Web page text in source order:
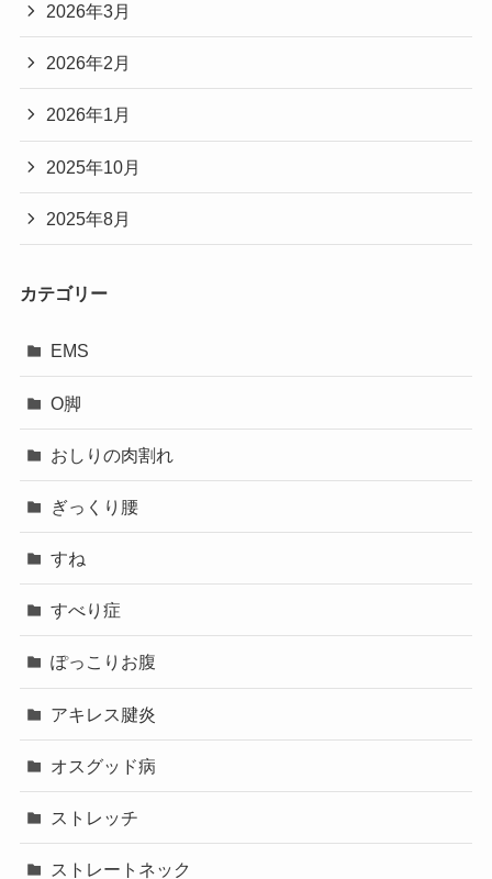
2026年3月
2026年2月
2026年1月
2025年10月
2025年8月
カテゴリー
EMS
O脚
おしりの肉割れ
ぎっくり腰
すね
すべり症
ぽっこりお腹
アキレス腱炎
オスグッド病
ストレッチ
ストレートネック